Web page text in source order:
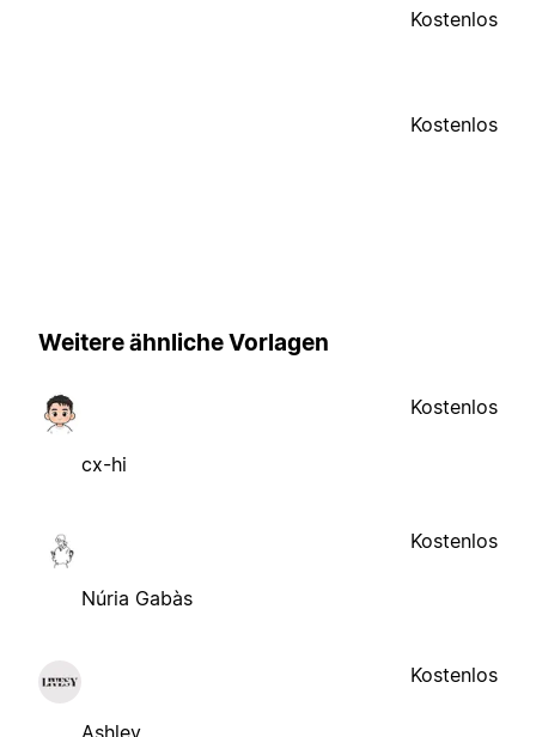
Kostenlos
Kostenlos
Weitere ähnliche Vorlagen
cx-hi
Kostenlos
Núria Gabàs
Kostenlos
Ashley
Kostenlos